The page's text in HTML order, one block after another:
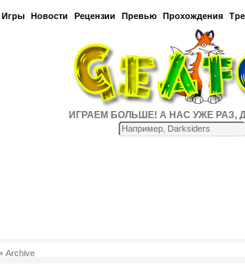
Игры Новости Рецензии Превью Прохождения
ИГРАЕМ БОЛЬШЕ! А НАС УЖЕ РАЗ,
Archive